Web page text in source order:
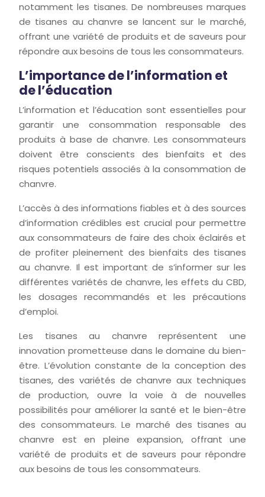
notamment les tisanes. De nombreuses marques
de tisanes au chanvre se lancent sur le marché,
offrant une variété de produits et de saveurs pour
répondre aux besoins de tous les consommateurs.
L’importance de l’information et
de l’éducation
L’information et l’éducation sont essentielles pour
garantir une consommation responsable des
produits à base de chanvre. Les consommateurs
doivent être conscients des bienfaits et des
risques potentiels associés à la consommation de
chanvre.
L’accès à des informations fiables et à des sources
d’information crédibles est crucial pour permettre
aux consommateurs de faire des choix éclairés et
de profiter pleinement des bienfaits des tisanes
au chanvre. Il est important de s’informer sur les
différentes variétés de chanvre, les effets du CBD,
les dosages recommandés et les précautions
d’emploi.
Les tisanes au chanvre représentent une
innovation prometteuse dans le domaine du bien-
être. L’évolution constante de la conception des
tisanes, des variétés de chanvre aux techniques
de production, ouvre la voie à de nouvelles
possibilités pour améliorer la santé et le bien-être
des consommateurs. Le marché des tisanes au
chanvre est en pleine expansion, offrant une
variété de produits et de saveurs pour répondre
aux besoins de tous les consommateurs.